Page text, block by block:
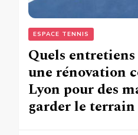
ESPACE TENNIS
Quels
une rénovation
Lyon pour des
garder le